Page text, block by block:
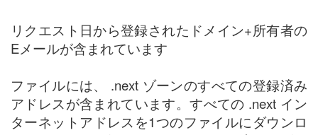
リクエスト日から登録されたドメイン+所有者の
Eメールが含まれています
ファイルには、 .next ゾーンのすべての登録済み
アドレスが含まれています。すべての .next イン
ターネットアドレスを1つのファイルにダウンロ